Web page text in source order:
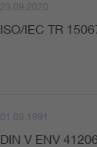
23.09.2020
ISO/IEC TR
01.09.1991
DIN V ENV